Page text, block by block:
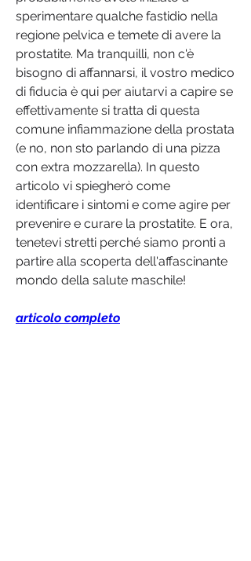
sperimentare qualche fastidio nella
regione pelvica e temete di avere la
prostatite. Ma tranquilli, non c'è
bisogno di affannarsi, il vostro medico
di fiducia è qui per aiutarvi a capire se
effettivamente si tratta di questa
comune infiammazione della prostata
(e no, non sto parlando di una pizza
con extra mozzarella). In questo
articolo vi spiegherò come
identificare i sintomi e come agire per
prevenire e curare la prostatite. E ora,
tenetevi stretti perché siamo pronti a
partire alla scoperta dell'affascinante
mondo della salute maschile!
articolo completo